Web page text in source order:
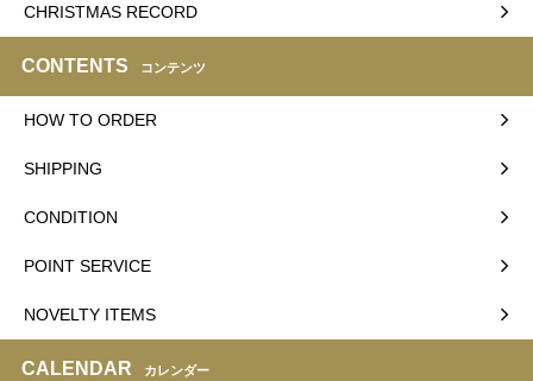
CHRISTMAS RECORD
CONTENTS コンテンツ
HOW TO ORDER
SHIPPING
CONDITION
POINT SERVICE
NOVELTY ITEMS
CALENDAR カレンダー